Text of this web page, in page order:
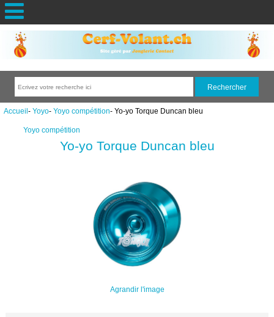
Accueil- Yoyo- Yoyo compétition- Yo-yo Torque Duncan bleu
Yoyo compétition
Yo-yo Torque Duncan bleu
Agrandir l'image